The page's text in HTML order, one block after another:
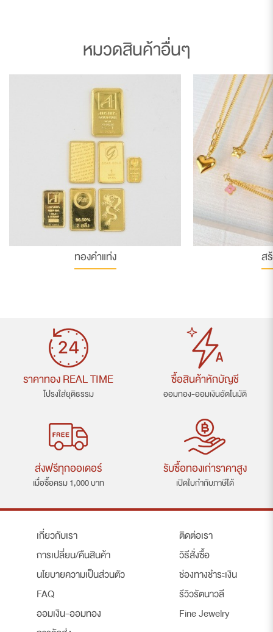
หมวดสินค้าอื่นๆ
ทองคำแท่ง ส
ราคาทอง REAL TIME
โปรงใส่ยุติธรรม
ซื้อสินค้าหักบัญชี
ออมทอง-ออมเงินอัตโนมัติ
ส่งฟรีทุกออเดอร์
เมื่อซื้อครม 1,000 บาท
รับซื้อทองเก่าราคาสูง
เปิดใบกำกับภาษีได้
เกี่ยวกับเรา
การเปลี่ยน/คืนสินค้า
นโยบายความเป็นส่วนตัว
FAQ
ออมเงิน-ออมทอง
ติดต่อเรา
วิธีสั่งซื้อ
ช่องทางชำระเงิน
รีวิวรัตนาวลี
Fine Jewelry